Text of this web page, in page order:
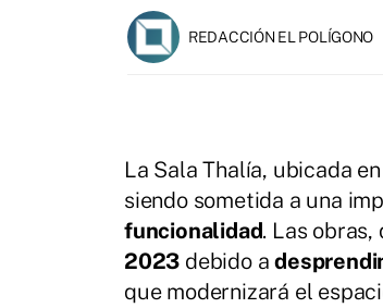
REDACCIÓN EL POLÍGONO
La Sala Thalía, ubicada
siendo sometida a una
funcionalidad. Las
2023 debido a
que modernizará el